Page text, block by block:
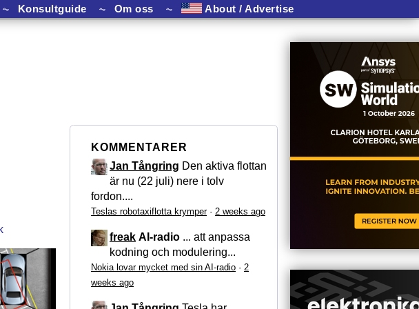
⏦ Konsultguide ⏦ Om oss ⏦ About / Advertise
KOMMENTARER
Jan Tångring Den aktiva flottan
är nu (22 juli) nere i tolv
fordon....
Teslas robotaxiflotta krymper· 2 weeks ago
freak AI-radio ... att anpassa
kodning och modulering...
Nokia lovar mycket med sin AI-radio · 2
weeks ago